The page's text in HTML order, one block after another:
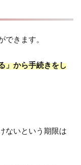
できます。
」から手続きをし
ないという期限は